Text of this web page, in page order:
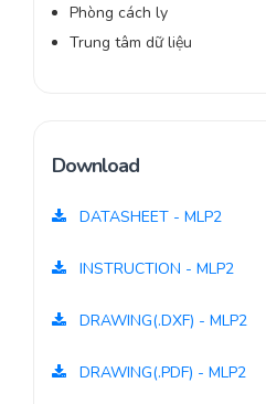
Phòng cách ly
Trung tâm dữ liệu
Download
DATASHEET - MLP2
INSTRUCTION - MLP2
DRAWING(.DXF) - MLP2
DRAWING(.PDF) - MLP2